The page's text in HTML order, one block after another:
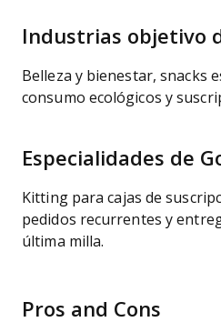
Industrias objetivo
Belleza y bienestar, snacks
consumo ecológicos y
Especialidades de
Kitting para cajas de
pedidos recurrentes y
última milla.
Pros and Cons